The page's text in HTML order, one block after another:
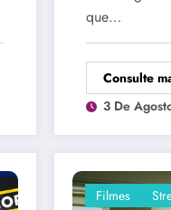
que…
Consulte
3 De
Filmes